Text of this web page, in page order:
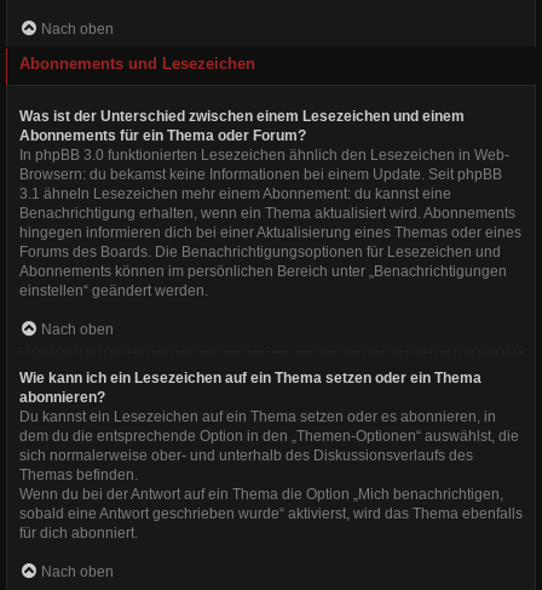
Nach oben
Abonnements und Lesezeichen
Was ist der Unterschied zwischen einem Lesezeichen und einem
Abonnements für ein Thema oder Forum?
In phpBB 3.0 funktionierten Lesezeichen ähnlich den Lesezeichen in Web-
Browsern: du bekamst keine Informationen bei einem Update. Seit phpBB
3.1 ähneln Lesezeichen mehr einem Abonnement: du kannst eine
Benachrichtigung erhalten, wenn ein Thema aktualisiert wird. Abonnements
hingegen informieren dich bei einer Aktualisierung eines Themas oder eines
Forums des Boards. Die Benachrichtigungsoptionen für Lesezeichen und
Abonnements können im persönlichen Bereich unter „Benachrichtigungen
einstellen“ geändert werden.
Nach oben
Wie kann ich ein Lesezeichen auf ein Thema setzen oder ein Thema
abonnieren?
Du kannst ein Lesezeichen auf ein Thema setzen oder es abonnieren, in
dem du die entsprechende Option in den „Themen-Optionen“ auswählst, die
sich normalerweise ober- und unterhalb des Diskussionsverlaufs des
Themas befinden.
Wenn du bei der Antwort auf ein Thema die Option „Mich benachrichtigen,
sobald eine Antwort geschrieben wurde“ aktivierst, wird das Thema ebenfalls
für dich abonniert.
Nach oben